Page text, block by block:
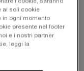
i cookie, saranno
ai soli cookie
in ogni momento
presente nel footer
e i nostri partner
leggi la